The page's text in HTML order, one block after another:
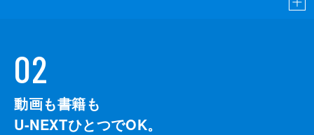
02
動画も書籍も
U-NEXTひとつでOK。